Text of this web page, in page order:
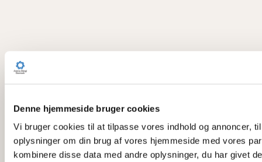
Denne hjemmeside bruger cookies
Vi bruger cookies til at tilpasse vores indhold og annoncer,
oplysninger om din brug af vores hjemmeside med vores
kombinere disse data med andre oplysninger, du har givet